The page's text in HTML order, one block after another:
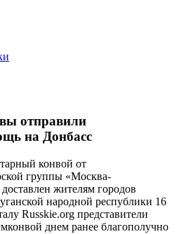
отправили
на Донбасс
конвой от
группы «Москва-
жителям городов
народной республики 16
Russkie.org представители
днем ранее благополучно